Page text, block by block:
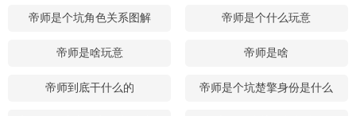
帝师是个坑角色关系图解 帝师是个什么玩意
帝师是啥玩意 帝师是啥
帝师到底干什么的 帝师是个坑楚擎身份是什么